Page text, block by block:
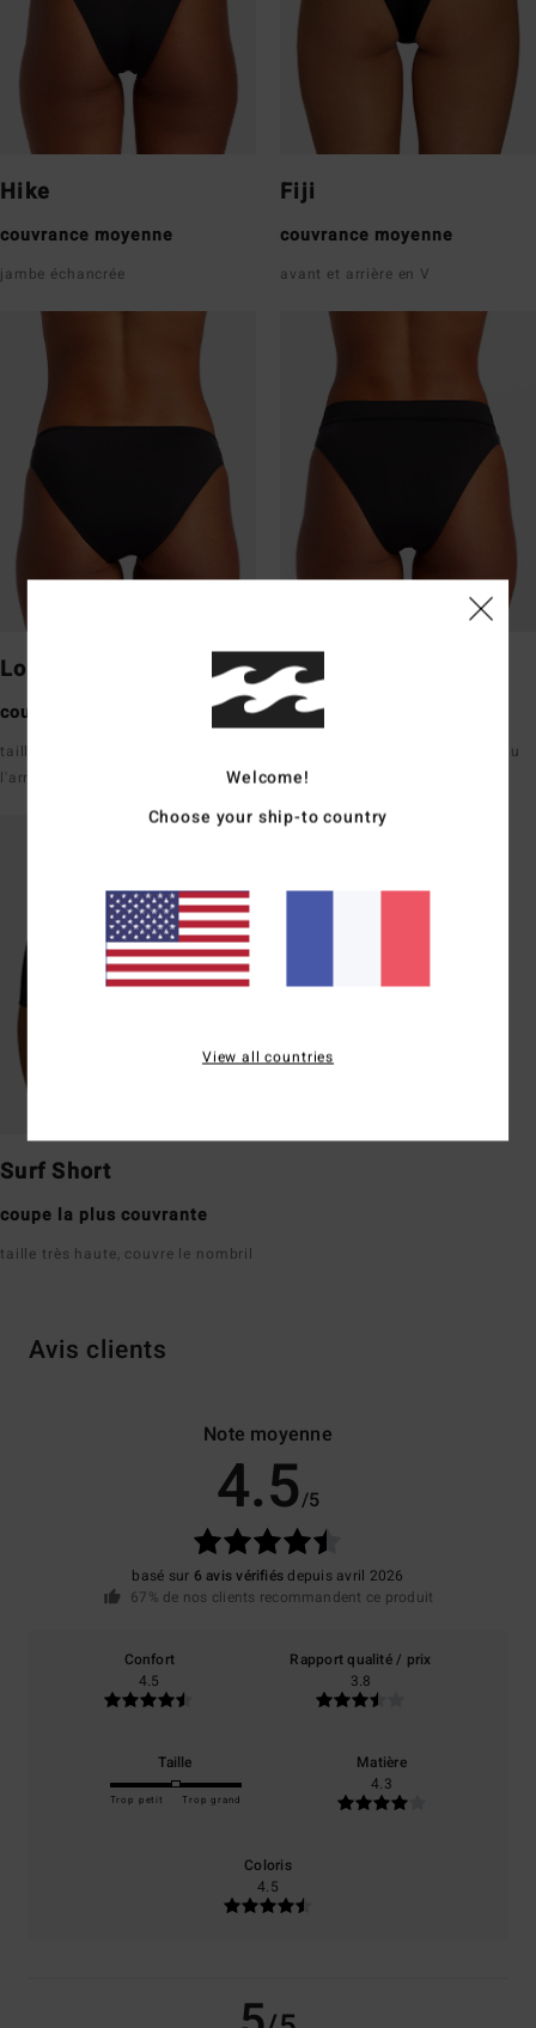
Hike
couvrance moyenne
jambe échancrée
Fiji
couvrance moyenne
avant et arrière en V
Lowrider
couvrance maximum
taille mi-haute à l'avant et à
l'arrière
Maui Rider
couvrance moyenne
taille haute, juste en dessous du
nombril
Surf Short
coupe la plus couvrante
taille très haute, couvre le nombril
Avis clients
Note moyenne
4.5/5
basé sur 6 avis vérifiésdepuis avril 2026
67% de nos clients recommandent ce produit
Confort
4.5
Rapport qualité / prix
3.8
Taille
Trop petit Trop grand
Matière
4.3
Coloris
4.5
Welcome!
Choose your ship-to country
View all countries